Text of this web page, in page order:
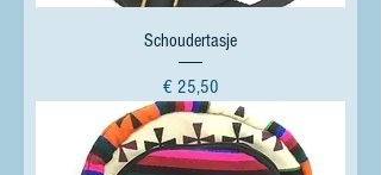
Schoudertasje
Prijs
€ 25,50